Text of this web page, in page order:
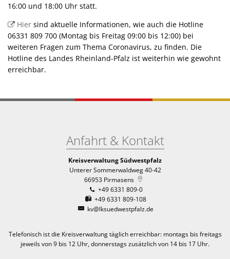
16:00 und 18:00 Uhr statt.
Hiersind aktuelle Informationen, wie auch die Hotline
06331 809 700 (Montag bis Freitag 09:00 bis 12:00) bei
weiteren Fragen zum Thema Coronavirus, zu finden. Die
Hotline des Landes Rheinland-Pfalz ist weiterhin wie gewohnt
erreichbar.
Anfahrt & Kontakt
Kreisverwaltung Südwestpfalz
Unterer Sommerwaldweg 40-42
66953 Pirmasens
+49 6331 809-0
+49 6331 809-108
kv@lksuedwestpfalz.de
Telefonisch ist die Kreisverwaltung täglich erreichbar: montags bis freitags
jeweils von 9 bis 12 Uhr, donnerstags zusätzlich von 14 bis 17 Uhr.